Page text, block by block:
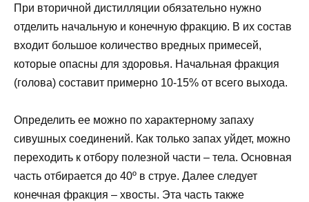
При вторичной дистилляции обязательно нужно
отделить начальную и конечную фракцию. В их состав
входит большое количество вредных примесей,
которые опасны для здоровья. Начальная фракция
(голова) составит примерно 10-15% от всего выхода.
Определить ее можно по характерному запаху
сивушных соединений. Как только запах уйдет, можно
переходить к отбору полезной части – тела. Основная
часть отбирается до 40º в струе. Далее следует
конечная фракция – хвосты. Эта часть также